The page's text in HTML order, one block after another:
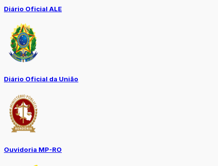
Diário Oficial ALE
Diário Oficial da União
Ouvidoria MP-RO